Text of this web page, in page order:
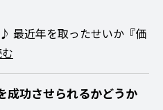
最近年を取ったせいか『価
成功させられるかどうか